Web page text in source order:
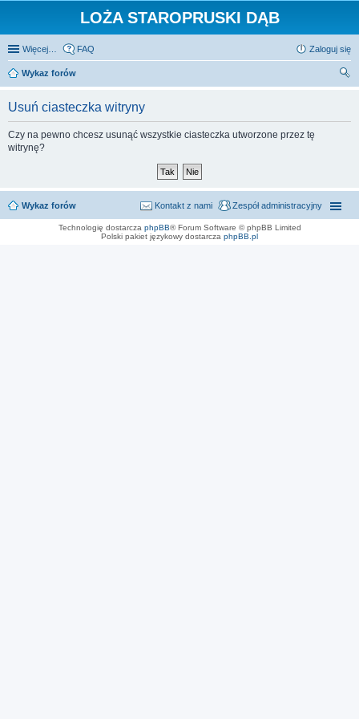
LOŻA STAROPRUSKI DĄB
Więcej… FAQ Zaloguj się
Wykaz forów
Usuń ciasteczka witryny
Czy na pewno chcesz usunąć wszystkie ciasteczka utworzone przez tę
witrynę?
Wykaz forów Zespół administracyjny
Kontakt z nami
Technologię dostarcza phpBB® Forum Software © phpBB Limited
Polski pakiet językowy dostarcza phpBB.pl